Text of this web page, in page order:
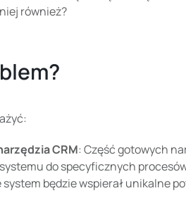
również?
CRM: Część gotowych
do specyficznych
będzie wspierał unikalne